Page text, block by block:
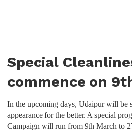
Special
commence on
In the upcoming days, Udaipur will be
appearance for the better. A special
Campaign will run from 9th March to